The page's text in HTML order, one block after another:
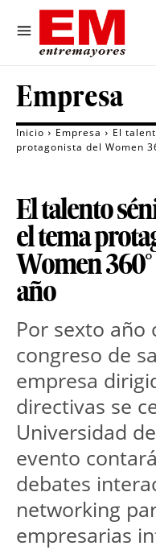
Empresa
Inicio Empresa
El
protagonista del Women
El talento
el tema
Women 360°
año
Por sexto año
congreso de
empresa
directivas se
Universidad
evento
debates
networking
empresarias